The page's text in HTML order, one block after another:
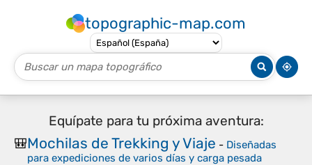
topographic-map.com
Equípate para tu próxima aventura:
🎒Mochilas de Trekking y Viaje - Diseñadas
para expediciones de varios días y carga pesada